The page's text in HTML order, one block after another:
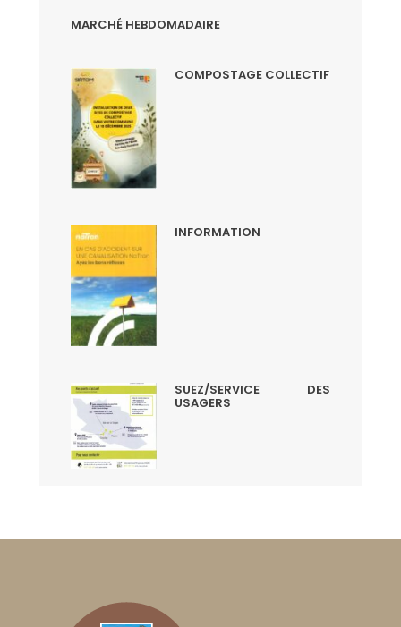
MARCHÉ HEBDOMADAIRE
COMPOSTAGE COLLECTIF
INFORMATION
SUEZ/SERVICE DES
USAGERS